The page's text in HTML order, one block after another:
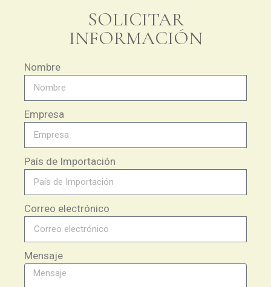
SOLICITAR
INFORMACIÓN
Nombre
Empresa
País de Importación
Correo electrónico
Mensaje